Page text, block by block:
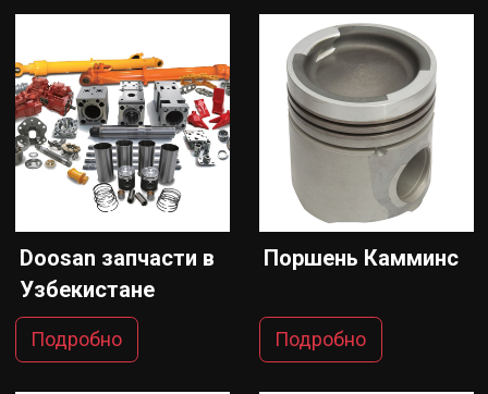
Doosan запчасти в
Узбекистане
Подробно
Поршень Камминс
Подробно